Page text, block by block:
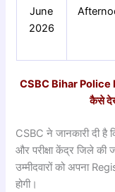
June
2026
CSBC Bihar Police
कैसे
CSBC ने जानकारी दी है
और परीक्षा केंद्र जिले
उम्मीदवारों को अपना
होगी।